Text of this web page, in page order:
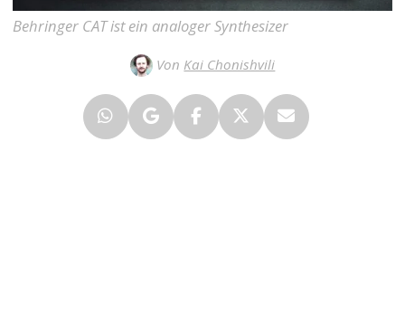
Behringer CAT ist ein analoger Synthesizer
Von Kai Chonishvili